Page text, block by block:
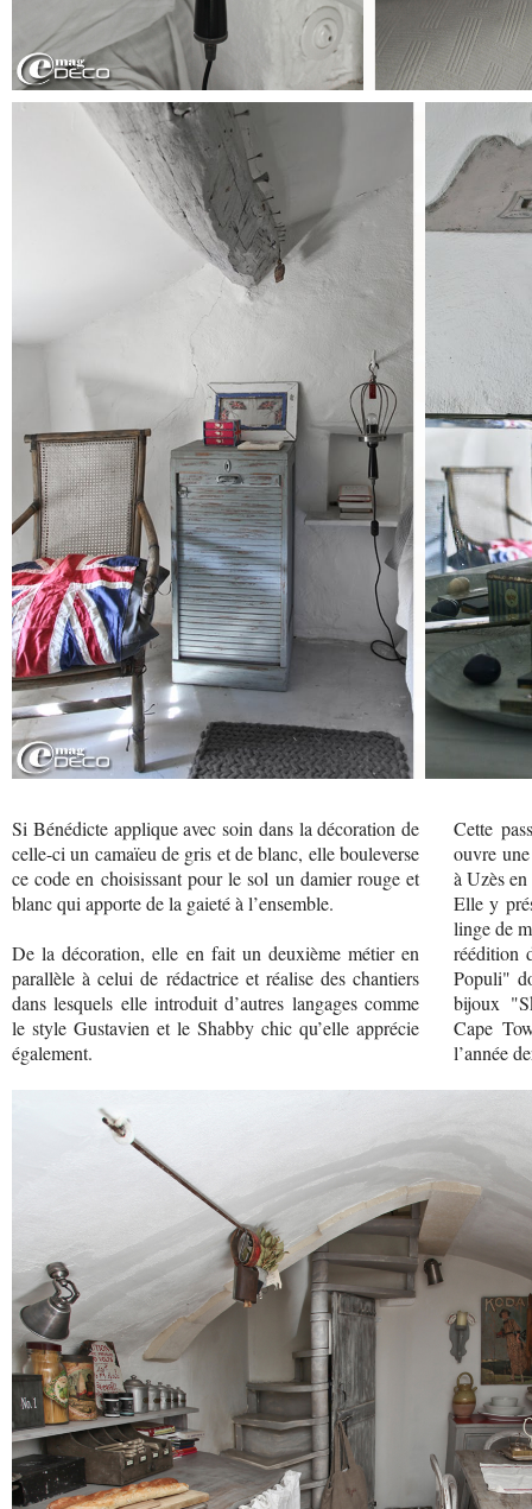
Si Bénédicte applique avec soin dans la décoration de
celle-ci un camaïeu de gris et de blanc, elle bouleverse
ce code en choisissant pour le sol un damier rouge et
blanc qui apporte de la gaieté à l’ensemble.
De la décoration, elle en fait un deuxième métier en
parallèle à celui de rédactrice et réalise des chantiers
dans lesquels elle introduit d’autres langages comme
le style Gustavien et le Shabby chic qu’elle apprécie
également.
Cette
ouvre
à Uzès
Elle y
linge de
réédition
Populi"
bijoux
Cape
l’année